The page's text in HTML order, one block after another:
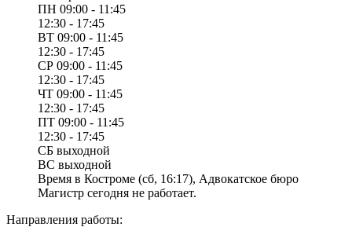
ПН 09:00 - 11:45
12:30 - 17:45
ВТ 09:00 - 11:45
12:30 - 17:45
СР 09:00 - 11:45
12:30 - 17:45
ЧТ 09:00 - 11:45
12:30 - 17:45
ПТ 09:00 - 11:45
12:30 - 17:45
СБ выходной
ВС выходной
Время в Костроме (сб, 16:17), Адвокатское бюро
Магистр сегодня не работает.
Направления работы: